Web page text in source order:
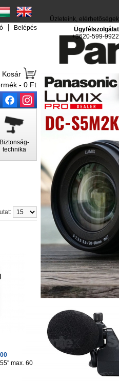
Belépés
Kosár
- 0 Ft
Biztonság-
technika
Üzleteink, elérhetőségek
Ügyfélszolgálat
+3620-599-9922
max. 60